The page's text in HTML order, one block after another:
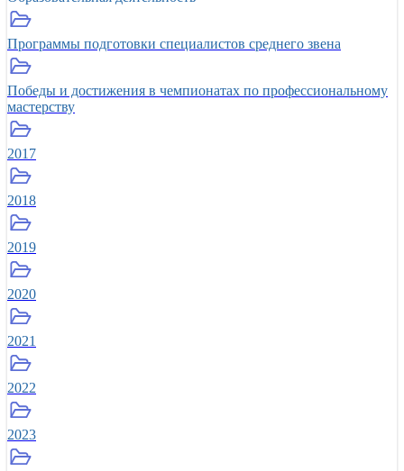
Программы подготовки специалистов среднего звена
Победы и достижения в чемпионатах по профессиональному
мастерству
2017
2018
2019
2020
2021
2022
2023